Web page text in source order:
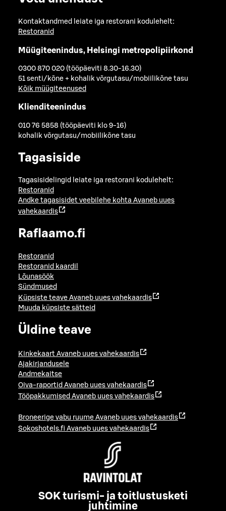
Kontaktandmed leiate iga restorani kodulehelt:
Restoranid
Müügiteenindus, Helsingi metropolipiirkond
0300 870 020 (tööpäeviti 8.30-16.30)
51 senti/kõne + kohalik võrgutasu/mobiilikõne tasu
Kõik müügiteenused
Klienditeenindus
010 76 5858 (tööpäeviti klo 9-16)
kohalik võrgutasu/mobiilikõne tasu
Tagasiside
Tagasisidelingid leiate iga restorani kodulehelt:
Restoranid
Andke tagasisidet veebilehe kohta Avaneb uues
vahekaardis
Raflaamo.fi
Restoranid
Restoranid kaardil
Lõunasöök
Sündmused
Küpsiste teave Avaneb uues vahekaardis
Muuda küpsiste sätteid
Üldine teave
Kinkekaart Avaneb uues vahekaardis
Ajakirjandusele
Andmekaitse
Oiva-raportid Avaneb uues vahekaardis
Tööpakkumised Avaneb uues vahekaardis
Broneerige vabu ruume Avaneb uues vahekaardis
Sokoshotels.fi Avaneb uues vahekaardis
SOK turismi- ja toitlustusketi
juhtimine